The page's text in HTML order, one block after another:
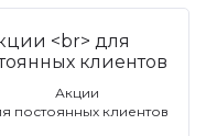
Акции
постоянных клиентов